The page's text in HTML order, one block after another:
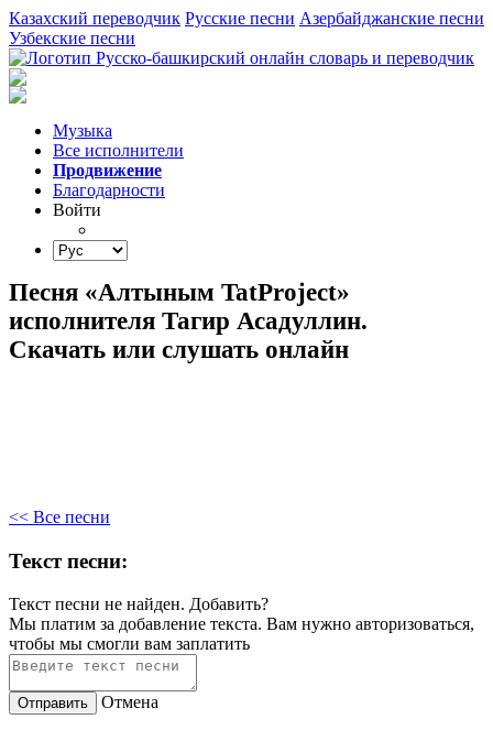
Казахский переводчик Русские песни Азербайджанские песни
Узбекские песни
Музыка
Все исполнители
Продвижение
Благодарности
Войти
Песня «Алтыным TatProject»
исполнителя Тагир Асадуллин.
Скачать или слушать онлайн
<< Все песни
Текст песни:
Текст песни не найден. Добавить?
Мы платим за добавление текста. Вам нужно авторизоваться,
чтобы мы смогли вам заплатить
Отправить Отмена